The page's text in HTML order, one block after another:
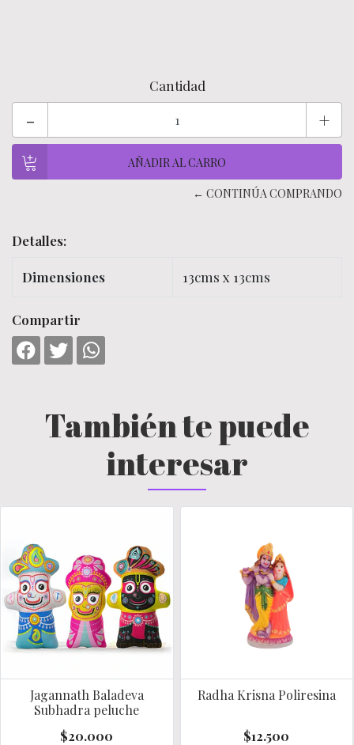
Cantidad
- +
← CONTINÚA COMPRANDO
Detalles:
Dimensiones 13cms x 13cms
Compartir
También te puede
interesar
Jagannath Baladeva
Subhadra peluche
$20.000
Radha Krisna Poliresina
$12.500